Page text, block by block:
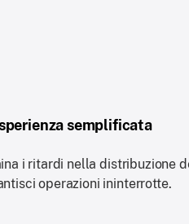
semplificata
i ritardi nella distribuzione
operazioni ininterrotte.